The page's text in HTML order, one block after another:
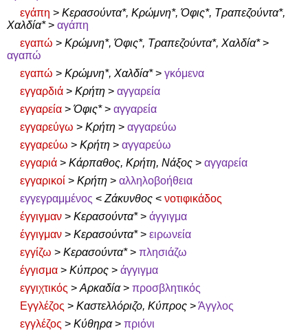
εγάπη > Κερασούντα*, Κρώμνη*, Όφις*, Τραπεζούντα*,
Χαλδία*> αγάπη
εγαπώ > Κρώμνη*, Όφις*, Τραπεζούντα*, Χαλδία*>
αγαπώ
εγαπώ > Κρώμνη*, Χαλδία*> γκόμενα
εγγαρδιά > Κρήτη > αγγαρεία
εγγαρεία > Όφις*> αγγαρεία
εγγαρεύγω > Κρήτη > αγγαρεύω
εγγαρεύω > Κρήτη > αγγαρεύω
εγγαριά > Κάρπαθος, Κρήτη, Νάξος > αγγαρεία
εγγαρικοί > Κρήτη > αλληλοβοήθεια
εγγεγραμμένος <Ζάκυνθος < νοτιφικάδος
έγγιγμαν > Κερασούντα*> άγγιγμα
έγγιγμαν > Κερασούντα*> ειρωνεία
εγγίζω > Κερασούντα*> πλησιάζω
έγγισμα > Κύπρος > άγγιγμα
εγγιχτικός >Αρκαδία> προσβλητικός
Εγγλέζος > Καστελλόριζο, Κύπρος >Άγγλος
εγγλέζος > Κύθηρα> πριόνι